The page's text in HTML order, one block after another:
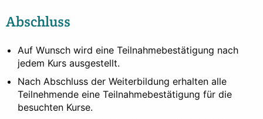
Abschluss
Auf Wunsch wird eine Teilnahmebestätigung nach
jedem Kurs ausgestellt.
Nach Abschluss der Weiterbildung erhalten alle
Teilnehmende eine Teilnahmebestätigung für die
besuchten Kurse.